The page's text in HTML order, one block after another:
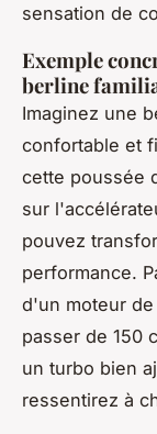
sensation de
Exemple
berline
Imaginez une
confortable et
cette poussée
sur
pouvez
performance.
d'un moteur
passer de 150
un turbo bien
ressentirez à